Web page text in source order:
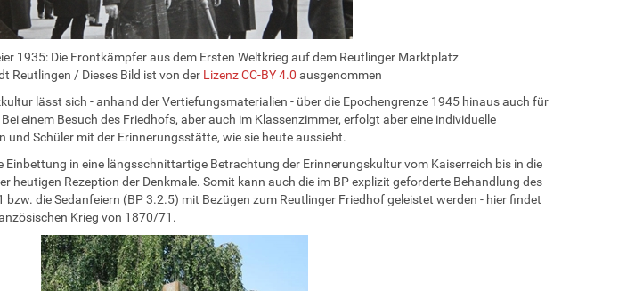
1935: Die Frontkämpfer aus dem Ersten Weltkrieg auf dem Reutlinger Marktplatz
Reutlingen / Dieses Bild ist von der Lizenz CC-BY 4.0 ausgenommen
lässt sich - anhand der Vertiefungsmaterialien - über die Epochengrenze 1945 hinaus auch für
einem Besuch des Friedhofs, aber auch im Klassenzimmer, erfolgt aber eine individuelle
und Schüler mit der Erinnerungsstätte, wie sie heute aussieht.
Einbettung in eine längsschnittartige Betrachtung der Erinnerungskultur vom Kaiserreich bis in die
heutigen Rezeption der Denkmale. Somit kann auch die im BP explizit geforderte Behandlung des
die Sedanfeiern (BP 3.2.5) mit Bezügen zum Reutlinger Friedhof geleistet werden - hier findet
Krieg von 1870/71.